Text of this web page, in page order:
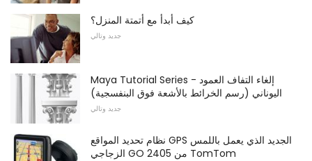
كيف أبدأ مع أتمتة المنزل؟
جديد وتالي
Maya Tutorial Series - إلغاء التفاف العمود
اليوناني (رسم الخرائط بالأشعة فوق البنفسجية)
جديد وتالي
نظام تحديد المواقع GPS الجديد الذي يعمل باللمس
الزجاجي GO 2405 من TomTom